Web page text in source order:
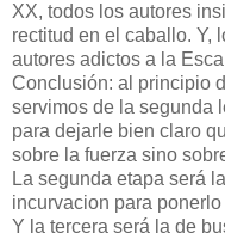
XX, todos los autores
rectitud en el caballo. Y,
autores adictos a la
Conclusión: al principio
servimos de la segunda
para dejarle bien claro
sobre la fuerza sino
La segunda etapa será
incurvacion para
Y la tercera será la de